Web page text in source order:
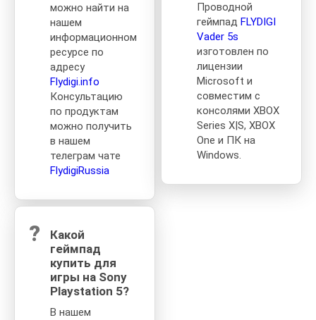
можно найти на
нашем
информационном
ресурсе по
адресу
Flydigi.info
Консультацию
по продуктам
можно получить
в нашем
телеграм чате
FlydigiRussia
Проводной
геймпадFLYDIGI
Vader 5s
изготовлен по
лицензии
Microsoft и
совместим с
консолями XBOX
Series X|S, XBOX
One и ПК на
Windows.
?
Какой
геймпад
купить для
игры на Sony
Playstation 5?
В нашем